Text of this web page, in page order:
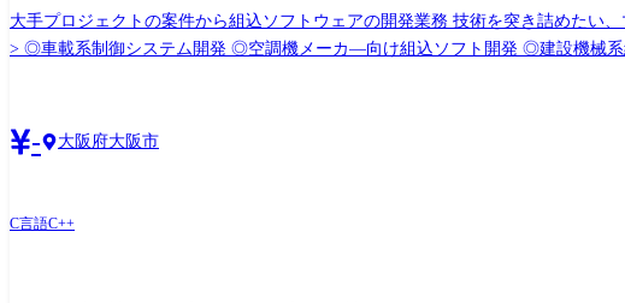
大手プロジェクトの案件から組込ソフトウェアの開発業務 技術を突き詰めたい、マネジメントを行い
- 大阪府大阪市
C言語C++